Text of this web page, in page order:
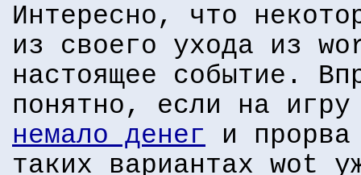
Интересно, что
из своего ухода из
настоящее событие.
понятно, если на
немало денег и
таких вариантах wot